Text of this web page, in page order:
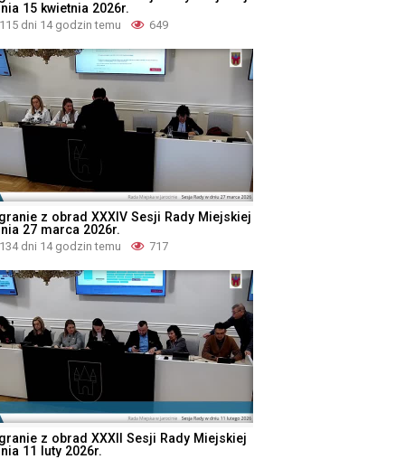
15 kwietnia 2026r.
115 dni 14 godzin temu 649
z obrad XXXIV Sesji Rady Miejskiej
27 marca 2026r.
134 dni 14 godzin temu 717
z obrad XXXII Sesji Rady Miejskiej
11 luty 2026r.